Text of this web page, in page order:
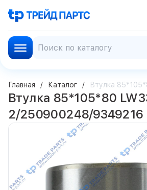
Главная Каталог Втулка
Втулка 85*105*80
2/250900248/9349216